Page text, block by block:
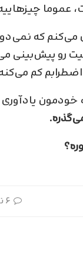
رو پیش‌بینی
اضطرابم کم
خودمون
۶ نظرات